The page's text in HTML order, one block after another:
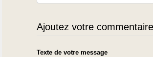
Ajoutez votre
Texte de votre message